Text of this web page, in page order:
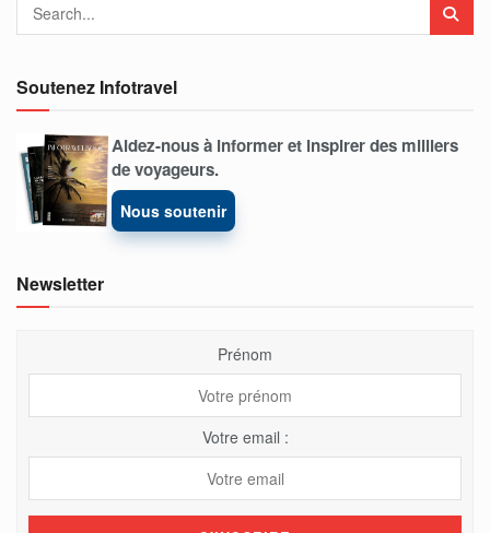
Soutenez Infotravel
Aidez-nous à informer et inspirer des milliers
de voyageurs.
Nous soutenir
Newsletter
Prénom
Votre email :